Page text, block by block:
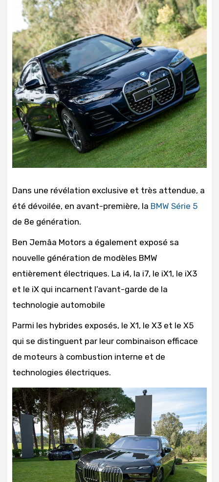
Dans une révélation exclusive et très attendue, a
été dévoilée, en avant-première, la BMW Série 5
de 8e génération.
Ben Jemâa Motors a également exposé sa
nouvelle génération de modèles BMW
entièrement électriques. La i4, la i7, le iX1, le iX3
et le iX qui incarnent l’avant-garde de la
technologie automobile
Parmi les hybrides exposés, le X1, le X3 et le X5
qui se distinguent par leur combinaison efficace
de moteurs à combustion interne et de
technologies électriques.